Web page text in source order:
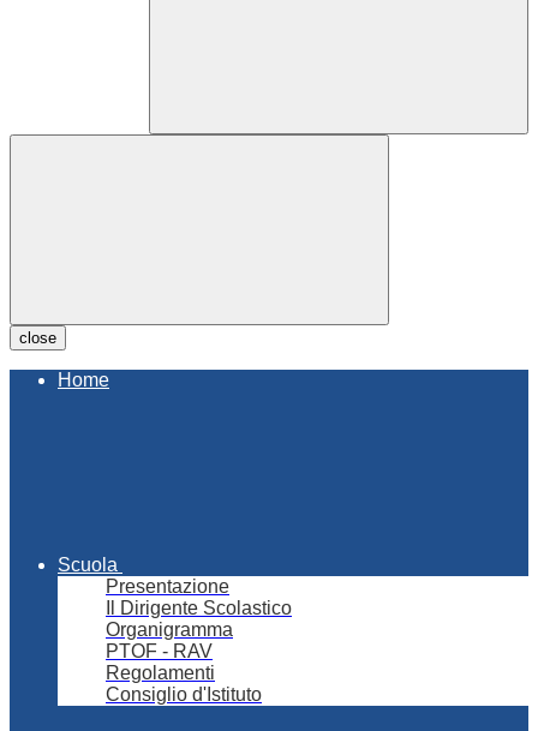
close
Home
Scuola
Presentazione
Il Dirigente Scolastico
Organigramma
PTOF - RAV
Regolamenti
Consiglio d'Istituto